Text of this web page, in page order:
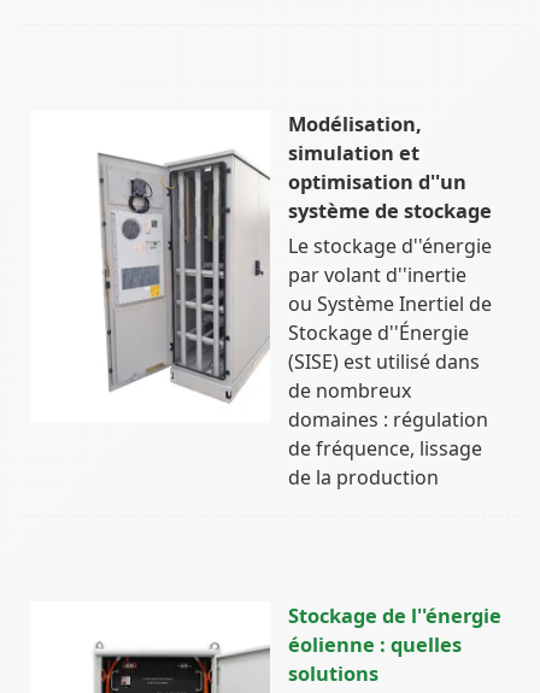
Modélisation,
simulation et
optimisation d''un
système de stockage
Le stockage d''énergie
par volant d''inertie
ou Système Inertiel de
Stockage d''Énergie
(SISE) est utilisé dans
de nombreux
domaines : régulation
de fréquence, lissage
de la production
Stockage de l''énergie
éolienne : quelles
solutions